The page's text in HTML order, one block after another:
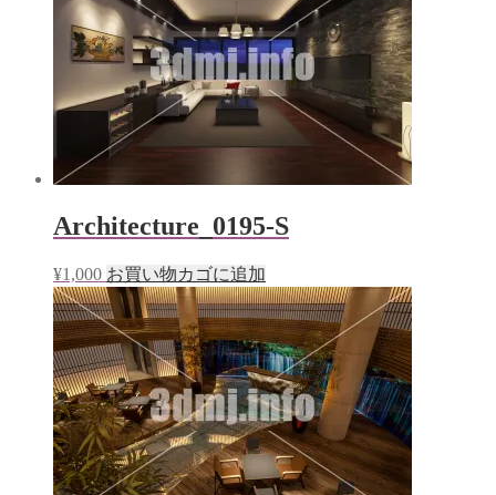
Architecture_0195-S
¥1,000 お買い物カゴに追加